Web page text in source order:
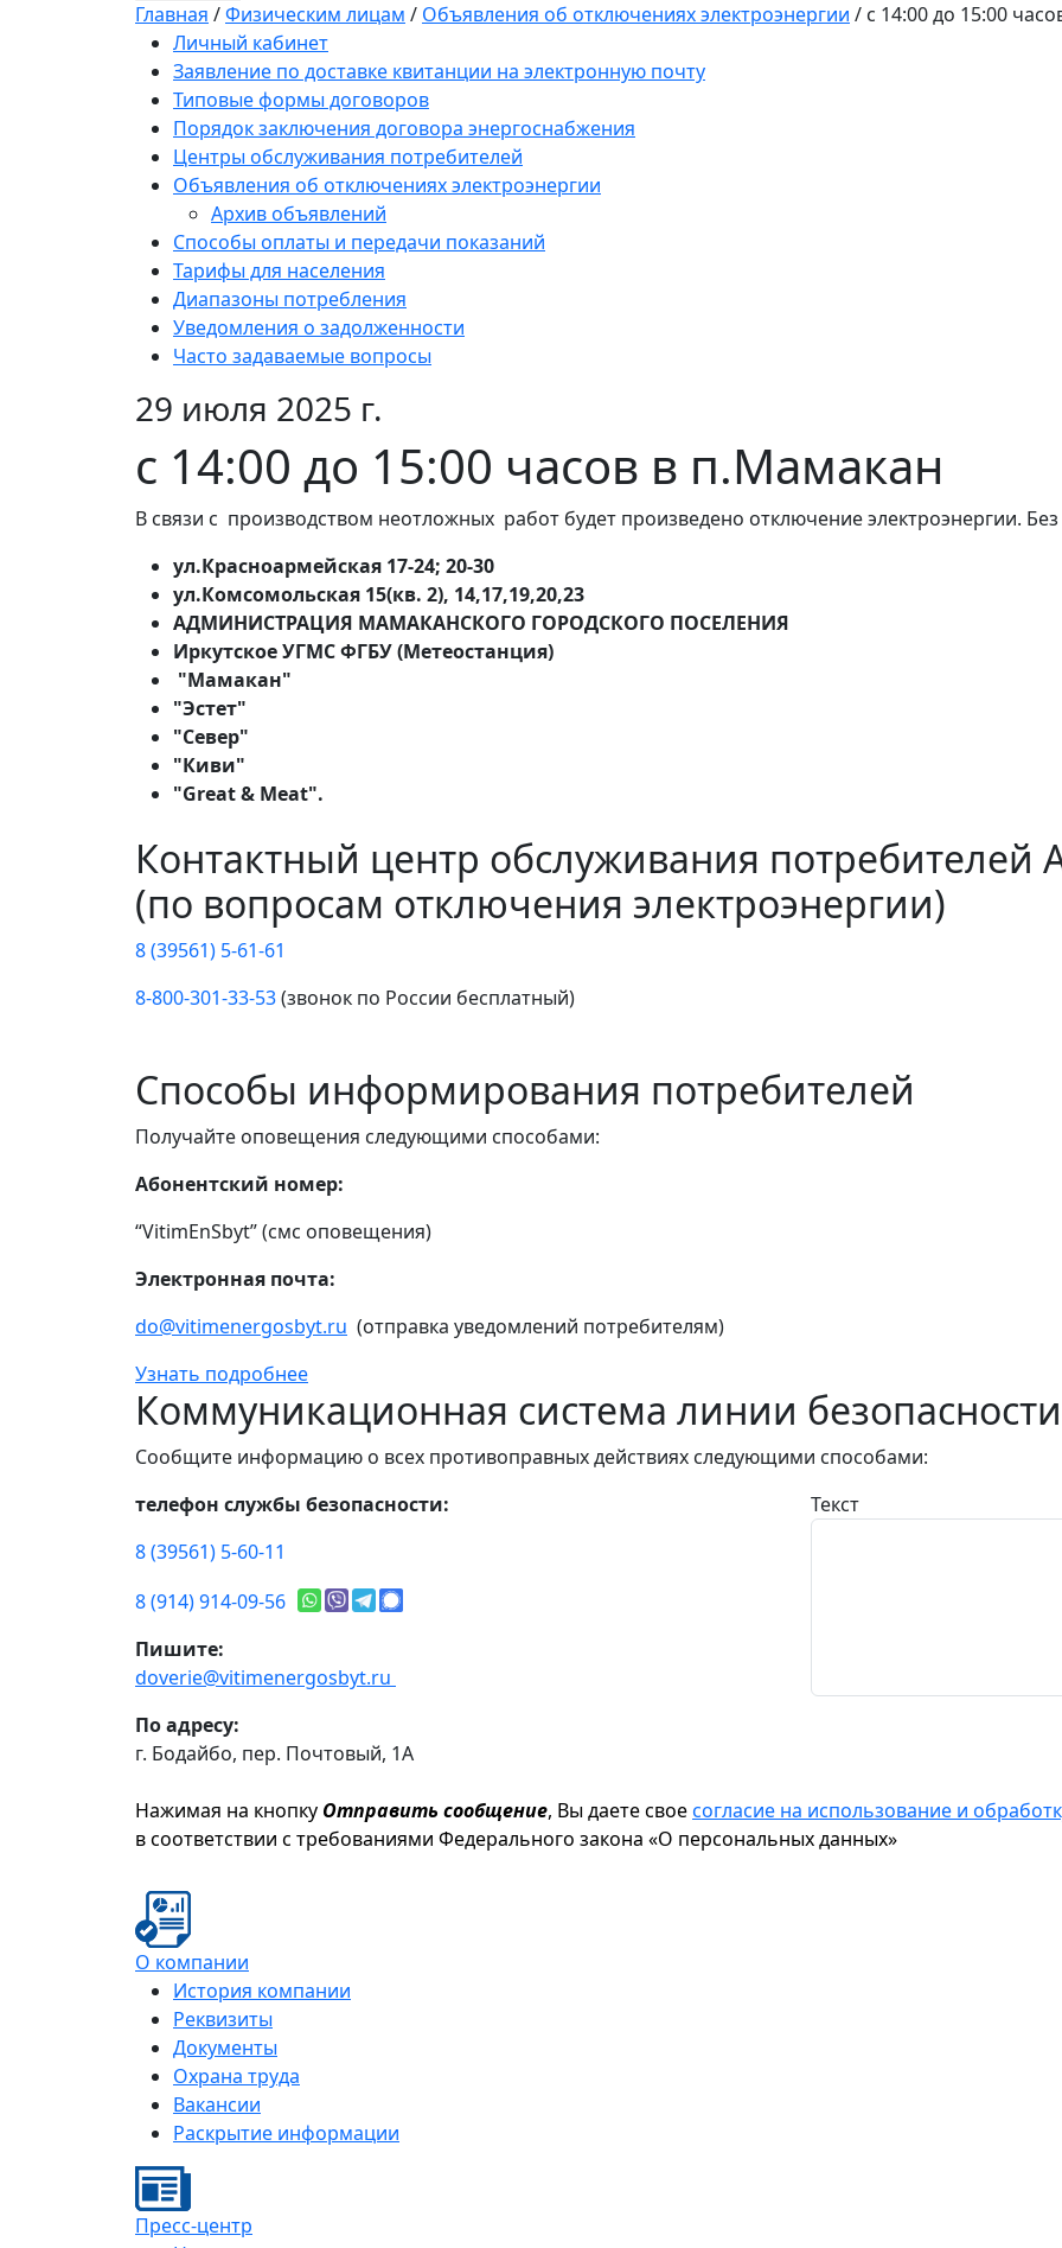
Главная /Физическим лицам / Объявления об отключениях электроэнергии / с 14:00 до 15:00
Личный кабинет
Заявление по доставке квитанции на электронную почту
Типовые формы договоров
Порядок заключения договора энергоснабжения
Центры обслуживания потребителей
Объявления об отключениях электроэнергии
Архив объявлений
Способы оплаты и передачи показаний
Тарифы для населения
Диапазоны потребления
Уведомления о задолженности
Часто задаваемые вопросы
29 июля 2025 г.
с 14:00 до 15:00 часов в п.Мамакан
В связи с производством неотложных работ будет произведено отключение электроэнергии. Без
ул.Красноармейская 17-24; 20-30
ул.Комсомольская 15(кв. 2), 14,17,19,20,23
АДМИНИСТРАЦИЯ МАМАКАНСКОГО ГОРОДСКОГО ПОСЕЛЕНИЯ
Иркутское УГМС ФГБУ (Метеостанция)
"Мамакан"
"Эстет"
"Север"
"Киви"
"Great & Meat".
Контактный центр обслуживания потребителей
(по вопросам отключения электроэнергии)
8 (39561) 5-61-61
8-800-301-33-53(звонок по России бесплатный)
Способы информирования потребителей
Получайте оповещения следующими способами:
Абонентский номер:
“VitimEnSbyt” (смс оповещения)
Электронная почта:
do@vitimenergosbyt.ru (отправка уведомлений потребителям)
Узнать подробнее
Коммуникационная система линии безопасности
Сообщите информацию о всех противоправных действиях следующими способами:
телефон службы безопасности:
8 (39561) 5-60-11
8 (914) 914-09-56
Пишите:
doverie@vitimenergosbyt.ru
По адресу:
г. Бодайбо, пер. Почтовый, 1А
Текст
Нажимая на кнопку Отправить сообщение, Вы даете своесогласие на использование и
в соответствии с требованиями Федерального закона «О персональных данных»
О компании
История компании
Реквизиты
Документы
Охрана труда
Вакансии
Раскрытие информации
Пресс-центр